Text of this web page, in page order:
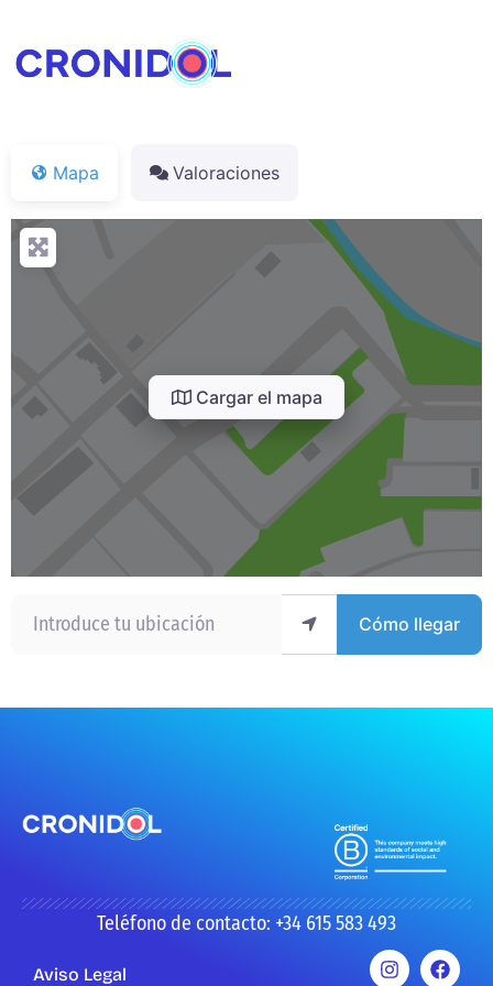
Mapa Valoraciones
Cargar el mapa
Cómo llegar
Teléfono de contacto: +34 615 583 493
Aviso Legal